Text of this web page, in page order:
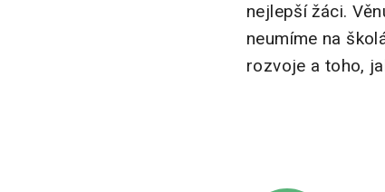
nejlepší žáci.
neumíme na
rozvoje a toho,